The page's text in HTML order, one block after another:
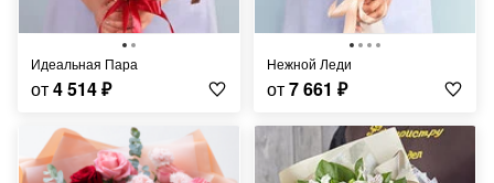
Идеальная Пара
от4 514₽
Нежной Леди
от7 661 ₽